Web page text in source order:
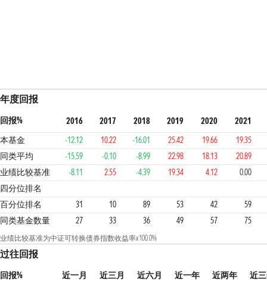
年度回报
回报% 2016 2017 2018 2019 2020
2021
本基金
-12.12 10.22 -16.01 25.42 19.66
19.35
同类平均
-15.59 -0.10 -8.99 22.98 18.13
20.89
业绩比较基准
-8.11 2.55 -4.39 19.34 4.12
0.00
四分位排名
2 1 4 3 2 3 3
百分位排名 31 10 89 53 42
59
同类基金数量
27 33 36 49 57 75
业绩比较基准为中证可转换债券指数收益率x100.0%
过往回报
回报% 近一月 近三月 近六月 近一年 近两年
近